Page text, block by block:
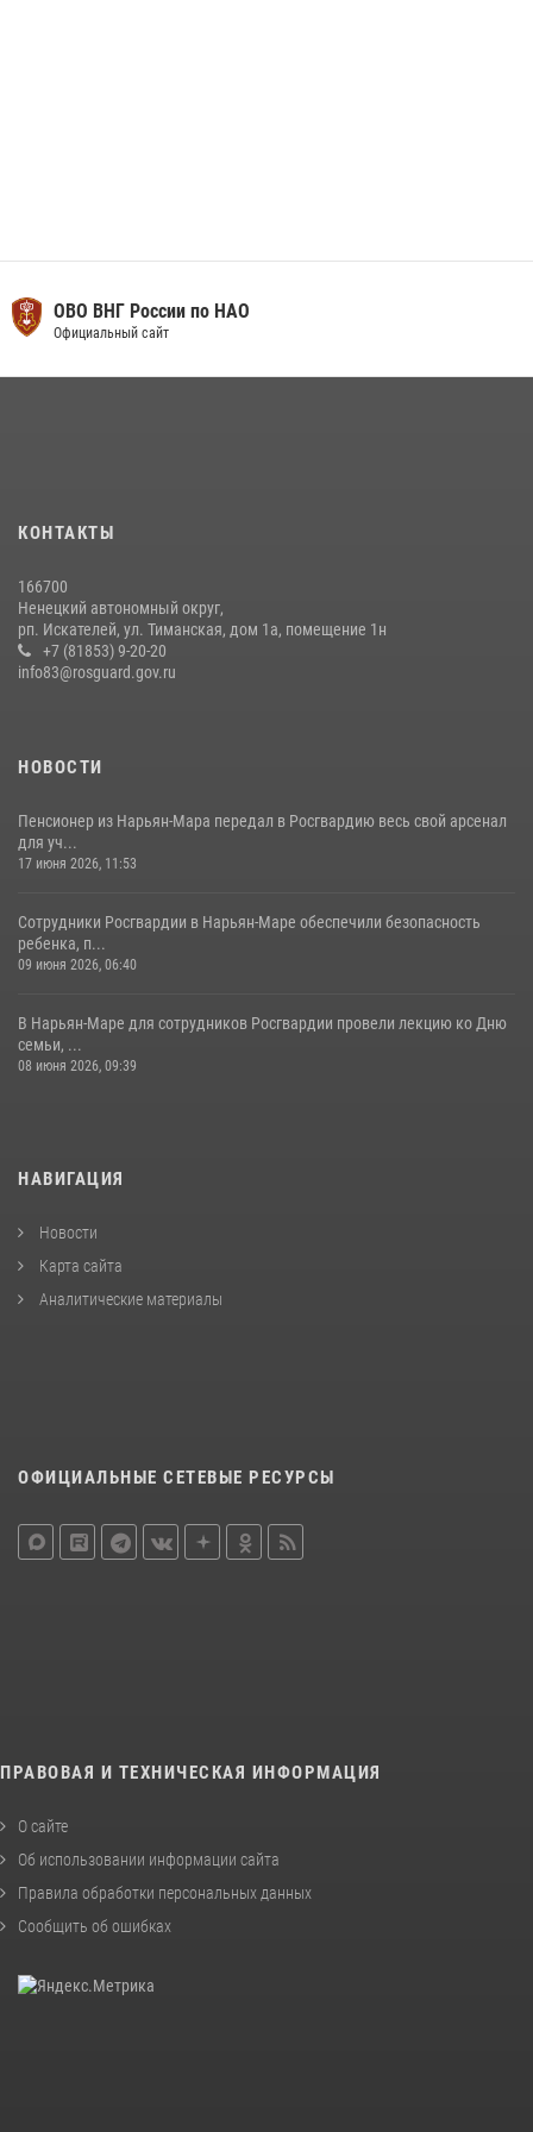
ОВО ВНГ России по НАО
Официальный сайт
КОНТАКТЫ
166700
Ненецкий автономный округ,
рп. Искателей, ул. Тиманская, дом 1а, помещение 1н
+7 (81853) 9-20-20
info83@rosguard.gov.ru
НОВОСТИ
Пенсионер из Нарьян-Мара передал в Росгвардию весь свой арсенал
для уч...
17 июня 2026, 11:53
Сотрудники Росгвардии в Нарьян-Маре обеспечили безопасность
ребенка, п...
09 июня 2026, 06:40
В Нарьян-Маре для сотрудников Росгвардии провели лекцию ко Дню
семьи, ...
08 июня 2026, 09:39
НАВИГАЦИЯ
Новости
Карта сайта
Аналитические материалы
ОФИЦИАЛЬНЫЕ СЕТЕВЫЕ РЕСУРСЫ
ПРАВОВАЯ И ТЕХНИЧЕСКАЯ ИНФОРМАЦИЯ
О сайте
Об использовании информации сайта
Правила обработки персональных данных
Сообщить об ошибках